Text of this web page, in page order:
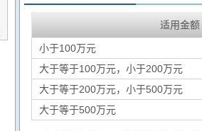
适用金额
小于100万元
大于等于100万元，小于200万元
大于等于200万元，小于500万元
大于等于500万元